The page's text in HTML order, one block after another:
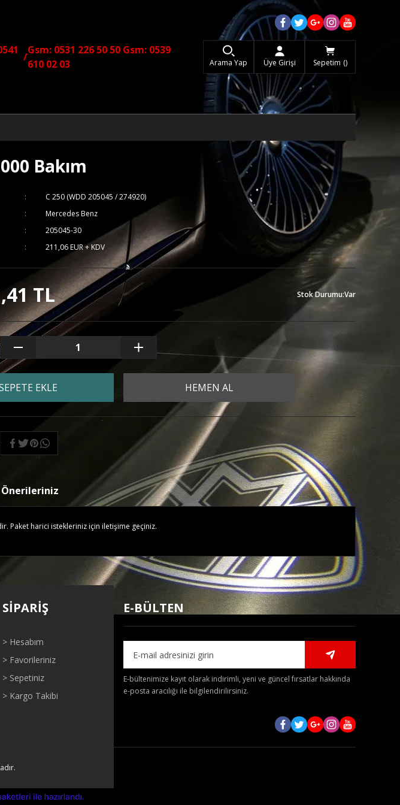
/
Gsm: 0531 226 50 50 Gsm: 0539
610 02 03
Arama Yap Üye Girişi Sepetim
Bakım
C 250 (WDD 205045 / 274920)
Mercedes Benz
205045-30
211,06 EUR + KDV
TL Stok Durumu:Var
EKLE HEMEN AL
Önerileriniz
Paket harici istekleriniz için iletişime geçiniz.
öneri formunu kullanarak tarafımıza iletebilirsiniz.
SİPARİŞ
> Hesabım
> Favorileriniz
> Sepetiniz
> Kargo Takibi
E-BÜLTEN
E-bültenimize kayıt olarak indirimli, yeni ve güncel fırsatlar hakkında
e-posta aracılığı ile bilgilendirilirsiniz.
e-